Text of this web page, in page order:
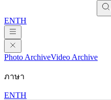
ENTH
Photo ArchiveVideo Archive
ภาษา
ENTH